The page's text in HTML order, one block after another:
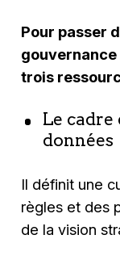
Pour passer
gouvernance
trois
Le cadre
données
Il définit une
règles et des
de la vision